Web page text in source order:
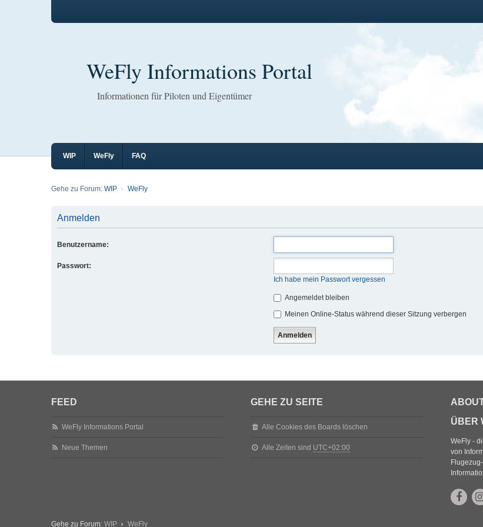
WeFly Informations Portal
Informationen für Piloten und Eigentümer
WIP WeFly FAQ
Gehe zu Forum: WIP WeFly
Anmelden
Benutzername:
Passwort:
Ich habe mein Passwort vergessen
Angemeldet bleiben
Meinen Online-Status während dieser Sitzung verbergen
FEED
WeFly Informations Portal
Neue Themen
GEHE ZU SEITE
Alle Cookies des Boards löschen
Alle Zeiten sind UTC+02:00
ÜBER
WeFly -
von
Gehe zu Forum: WIP WeFly